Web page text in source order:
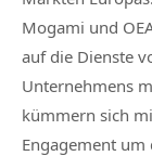
Mogami und
auf die Dienste
Unternehmens
kümmern sich
Engagement um